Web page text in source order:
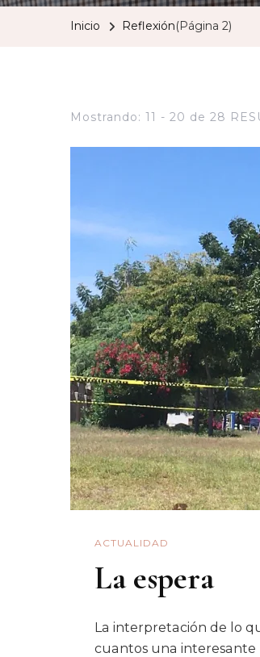
Inicio Reflexión(Página 2)
Mostrando: 11 - 20 de 28
ACTUALIDAD
La espera
La interpretación de lo
cuantos una interesante